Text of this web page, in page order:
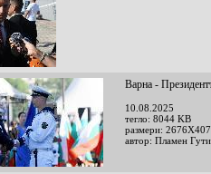
Варна -
10.08.2025
тегло: 8044 KB
размери:
автор: Пламен